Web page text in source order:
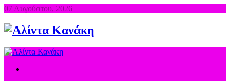
07 Αυγούστου, 2026